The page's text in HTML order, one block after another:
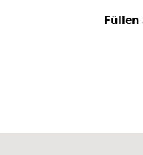
Füllen